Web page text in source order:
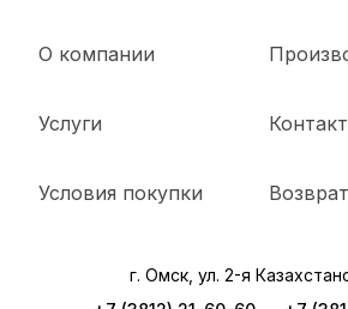
О компании
Услуги
Условия покупки
г. Омск, ул. 2-я